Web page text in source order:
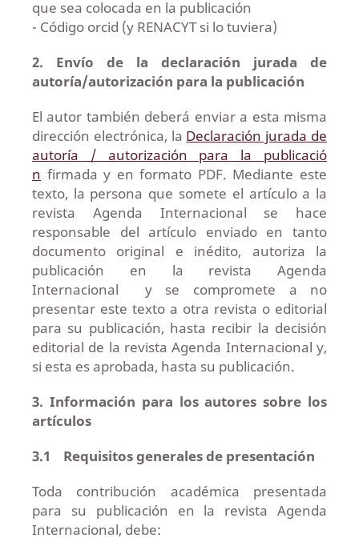
que sea colocada en la publicación
- Código orcid (y RENACYT si lo tuviera)
2. Envío de la declaración jurada de
autoría/autorización para la publicación
El autor también deberá enviar a esta misma
dirección electrónica, la Declaración jurada de
autoría / autorización para la publicació
n firmada y en formato PDF. Mediante este
texto, la persona que somete el artículo a la
revista Agenda Internacional se hace
responsable del artículo enviado en tanto
documento original e inédito, autoriza la
publicación en la revista Agenda
Internacional y se compromete a no
presentar este texto a otra revista o editorial
para su publicación, hasta recibir la decisión
editorial de la revista Agenda Internacional y,
si esta es aprobada, hasta su publicación.
3. Información para los autores sobre los
artículos
3.1 Requisitos generales de presentación
Toda contribución académica presentada
para su publicación en la revista Agenda
Internacional, debe: